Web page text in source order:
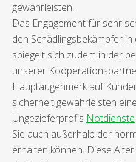
gewährleisten.
Das Engagement für sehr
den Schädlingsbekämpfer
spiegelt sich zudem in der
unserer
Hauptaugenmerk auf
sicherheit gewährleisten
Ungezieferprofis Notdienste
Sie auch außerhalb der
erhalten können. Diese